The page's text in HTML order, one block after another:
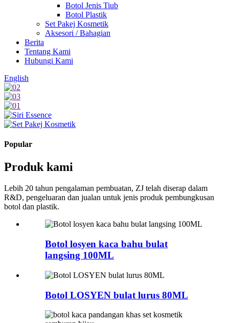
Botol Jenis Tiub
Botol Plastik
Set Pakej Kosmetik
Aksesori / Bahagian
Berita
Tentang Kami
Hubungi Kami
English
Popular
Produk kami
Lebih 20 tahun pengalaman pembuatan, ZJ telah diserap dalam
R&D, pengeluaran dan jualan untuk jenis produk pembungkusan
botol dan plastik.
Botol losyen kaca bahu bulat
langsing 100ML
Botol LOSYEN bulat lurus 80ML